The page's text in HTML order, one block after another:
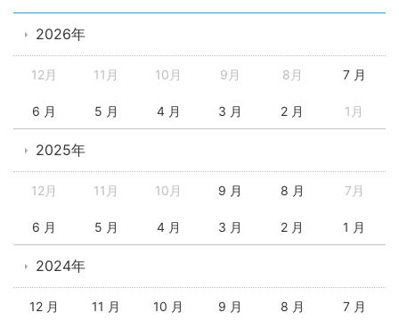
2026年
12月 11月 10月 9月 8月 7 月
6 月 5 月 4 月 3 月 2 月 1月
2025年
12月 11月 10月 9 月 8 月 7月
6 月 5 月 4 月 3 月 2 月 1 月
2024年
12 月 11 月 10 月 9 月 8 月 7 月